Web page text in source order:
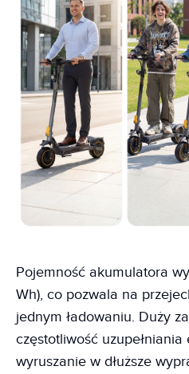
Pojemność akumulatora
Wh), co pozwala na
jednym ładowaniu. Duży
częstotliwość
wyruszanie w dłuższe